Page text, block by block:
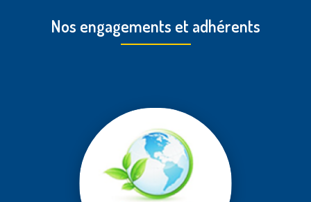
Nos engagements et adhérents